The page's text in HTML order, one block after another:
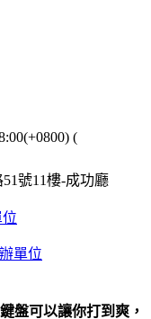
(
號11樓-成功廳
單位
盤可以讓你打到爽，